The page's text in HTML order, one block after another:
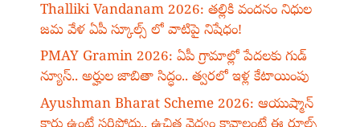
Thalliki Vandanam 2026: తల్లికి వందనం నిధుల
జమ వేళ ఏపీ స్కూల్స్ లో వాటిపై నిషేధం!
PMAY Gramin 2026: ఏపీ గ్రామాల్లో పేదలకు గుడ్
న్యూస్.. అర్హుల జాబితా సిద్ధం.. త్వరలో ఇళ్ల కేటాయింపు
Ayushman Bharat Scheme 2026: ఆయుష్మాన్